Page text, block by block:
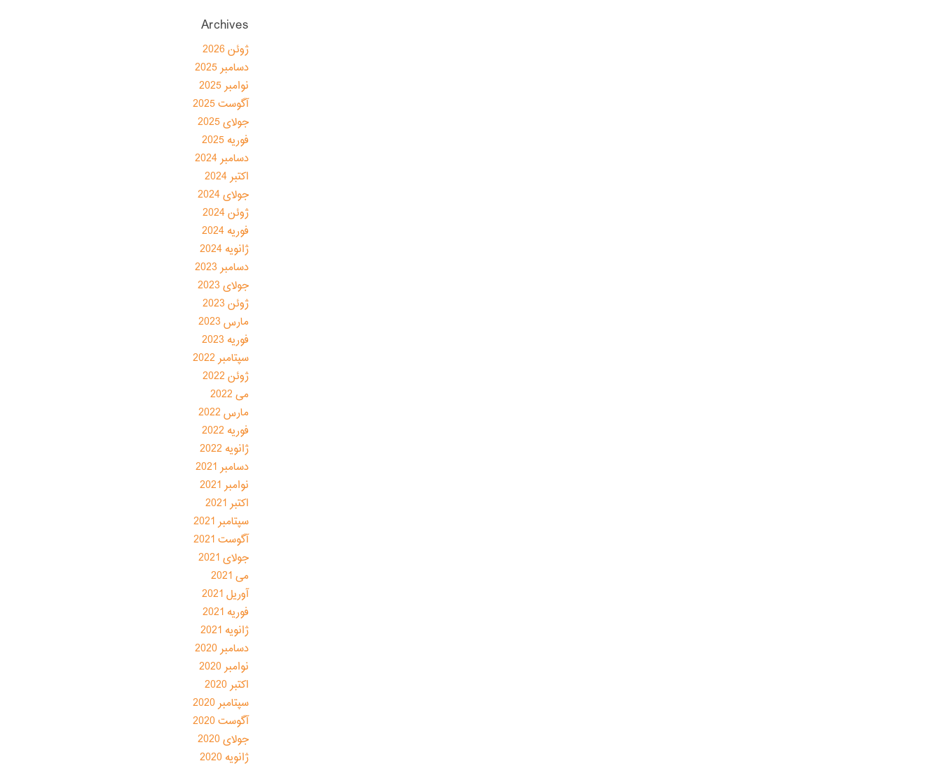
Archives
ژوئن 2026
دسامبر 2025
نوامبر 2025
آگوست 2025
جولای 2025
فوریه 2025
دسامبر 2024
اکتبر 2024
جولای 2024
ژوئن 2024
فوریه 2024
ژانویه 2024
دسامبر 2023
جولای 2023
ژوئن 2023
مارس 2023
فوریه 2023
سپتامبر 2022
ژوئن 2022
می 2022
مارس 2022
فوریه 2022
ژانویه 2022
دسامبر 2021
نوامبر 2021
اکتبر 2021
سپتامبر 2021
آگوست 2021
جولای 2021
می 2021
آوریل 2021
فوریه 2021
ژانویه 2021
دسامبر 2020
نوامبر 2020
اکتبر 2020
سپتامبر 2020
آگوست 2020
جولای 2020
ژانویه 2020